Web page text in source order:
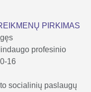
PIRKIMAS
profesinio
16
socialinių paslaugų